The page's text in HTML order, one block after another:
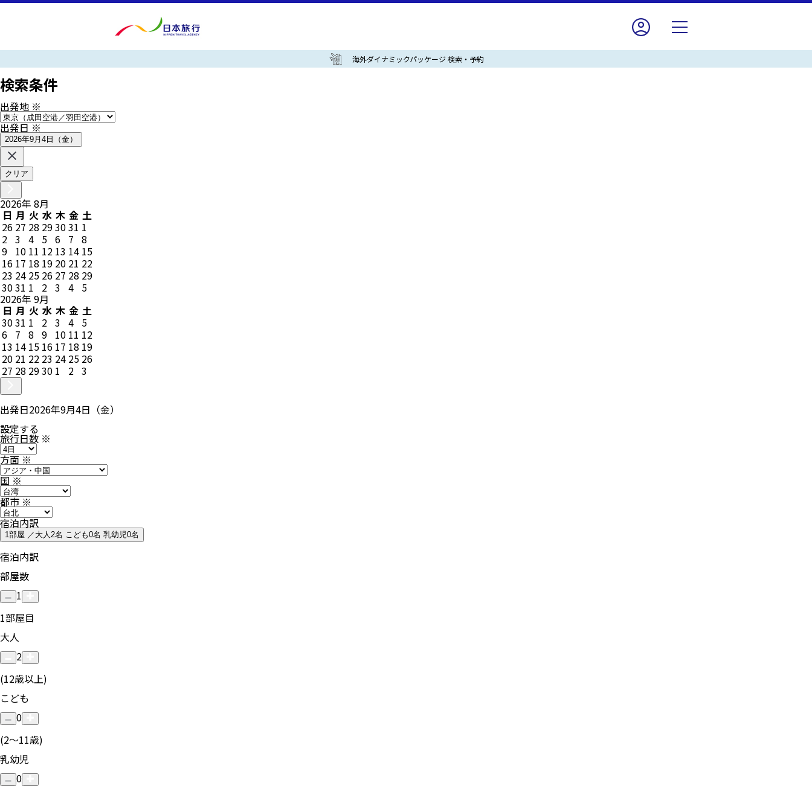
海外ダイナミックパッケージ 検索・予約
検索条件
出発地 ※
出発日※
2026年9月4日（金）
クリア
2026年 8月
日 月 火 水 木 金 土
26 27 28 293031 1
2 3 4 5 6 7 8
9 10 11 12 13 14 15
16 17 18 19 20 21 22
23 24 25 26 27 28 29
3031 1 2 3 4 5
2026年 9月
日 月 火 水 木 金 土
3031 1 2 3 4 5
6 7 8 9 10 11 12
13 14 15 16 17 18 19
20 21 22 23 24 25 26
27 28 2930 1 2 3
出発日2026年9月4日（金）
設定する
旅行日数 ※
方面※
国※
都市※
宿泊内訳
1部屋 ／大人2名 こども0名 乳幼児0名
宿泊内訳
部屋数
1
1部屋目
大人
2
(12歳以上)
こども
0
(2〜11歳)
乳幼児
0